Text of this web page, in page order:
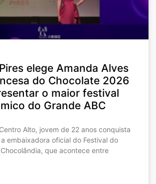
elege Amanda Alves
do Chocolate 2026
o maior festival
do Grande ABC
Alto, jovem de 22 anos conquista
embaixadora oficial do Festival do
que acontece entre